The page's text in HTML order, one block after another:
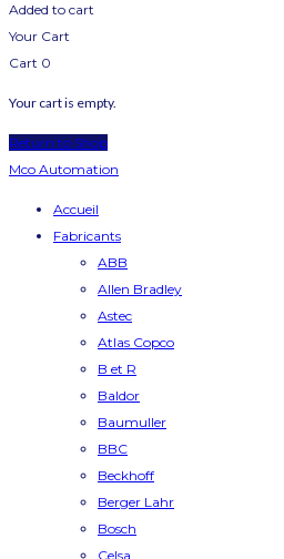
Added to cart
Your Cart
Cart 0
Your cart is empty.
Return to Shop
Mco Automation
Accueil
Fabricants
ABB
Allen Bradley
Astec
Atlas Copco
B et R
Baldor
Baumuller
BBC
Beckhoff
Berger Lahr
Bosch
Celsa